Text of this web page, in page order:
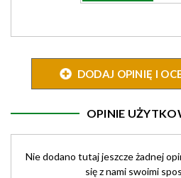
DODAJ OPINIĘ I
OPINIE
Nie dodano tutaj jeszcze żadnej
się z nami swoimi